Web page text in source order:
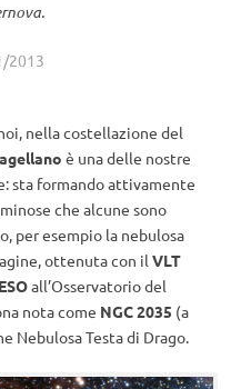
2013
nella costellazione del
è una delle nostre
sta formando attivamente
che alcune sono
per esempio la nebulosa
ottenuta con il VLT
all’Osservatorio del
nota come NGC 2035 (a
Nebulosa Testa di Drago.